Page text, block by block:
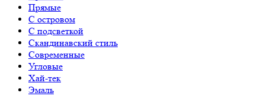
Прямые
С островом
С подсветкой
Скандинавский стиль
Современные
Угловые
Хай-тек
Эмаль